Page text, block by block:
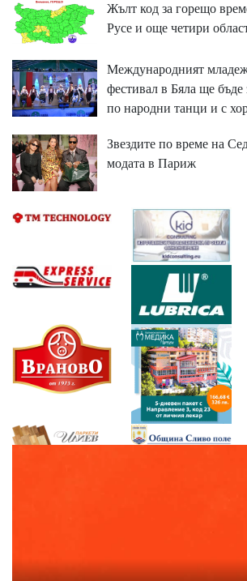
Жълт код за горещо
Русе и още четири
Международният
фестивал в Бяла ще бъде
по народни танци и с
Звездите по време на
модата в Париж